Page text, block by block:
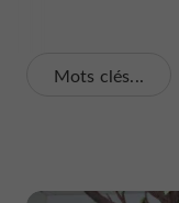
Mots clés...